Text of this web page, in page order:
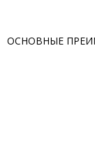
ОСНОВНЫЕ